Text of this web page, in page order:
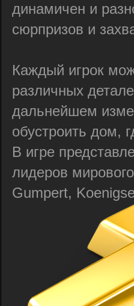
динамичен и
сюрпризов и
Каждый игрок
различных
дальнейшем
обустроить дом,
В игре
лидеров
Gumpert,